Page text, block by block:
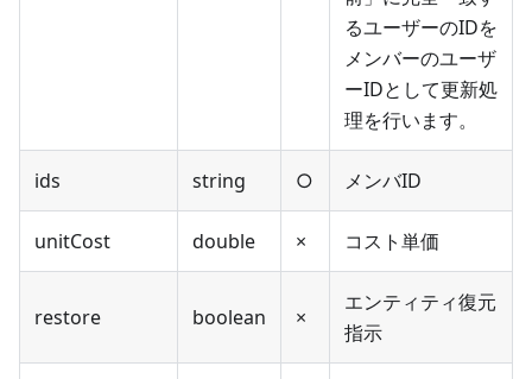
るユーザーのIDを
メンバーのユーザ
ーIDとして更新処
理を行います。
ids string ○ メンバID
unitCost double × コスト単価
restore boolean ×
エンティティ復元
指示